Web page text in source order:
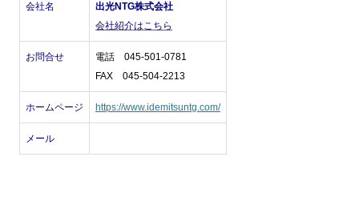
会社名
出光NTG株式会社
会社紹介はこちら
お問合せ
電話 045-501-0781
FAX 045-504-2213
ホームページ https://www.idemitsuntg.com/
メール